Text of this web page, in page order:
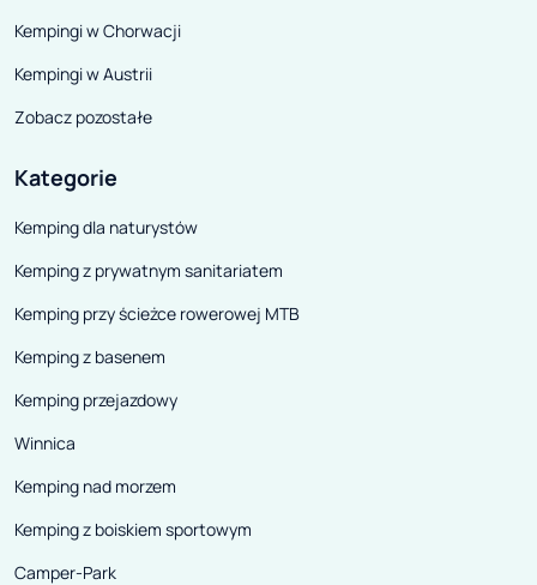
Kempingi w Chorwacji
Kempingi w Austrii
Zobacz pozostałe
Kategorie
Kemping dla naturystów
Kemping z prywatnym sanitariatem
Kemping przy ścieżce rowerowej MTB
Kemping z basenem
Kemping przejazdowy
Winnica
Kemping nad morzem
Kemping z boiskiem sportowym
Camper-Park